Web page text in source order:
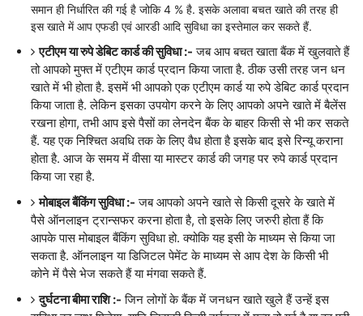
समान ही निर्धारित की गई है जोकि 4 % है. इसके अलावा बचत खाते की तरह ही
इस खाते में आप एफडी एवं आरडी आदि सुविधा का इस्तेमाल कर सकते हैं.
एटीएम या रुपे डेबिट कार्ड की सुविधा :- जब आप बचत खाता बैंक में खुलवाते हैं
तो आपको मुफ्त में एटीएम कार्ड प्रदान किया जाता है. ठीक उसी तरह जन धन
खाते में भी होता है. इसमें भी आपको एक एटीएम कार्ड या रुपे डेबिट कार्ड प्रदान
किया जाता है. लेकिन इसका उपयोग करने के लिए आपको अपने खाते में बैलेंस
रखना होगा, तभी आप इसे पैसों का लेनदेन बैंक के बाहर किसी से भी कर सकते
हैं. यह एक निश्चित अवधि तक के लिए वैध होता है इसके बाद इसे रिन्यू कराना
होता है. आज के समय में वीसा या मास्टर कार्ड की जगह पर रुपे कार्ड प्रदान
किया जा रहा है.
मोबाइल बैंकिंग सुविधा :- जब आपको अपने खाते से किसी दूसरे के खाते में
पैसे ऑनलाइन ट्रान्सफर करना होता है, तो इसके लिए जरुरी होता हैं कि
आपके पास मोबाइल बैंकिंग सुविधा हो. क्योकि यह इसी के माध्यम से किया जा
सकता है. ऑनलाइन या डिजिटल पेमेंट के माध्यम से आप देश के किसी भी
कोने में पैसे भेज सकते हैं या मंगवा सकते हैं.
दुर्घटना बीमा राशि :- जिन लोगों के बैंक में जनधन खाते खुले हैं उन्हें इस